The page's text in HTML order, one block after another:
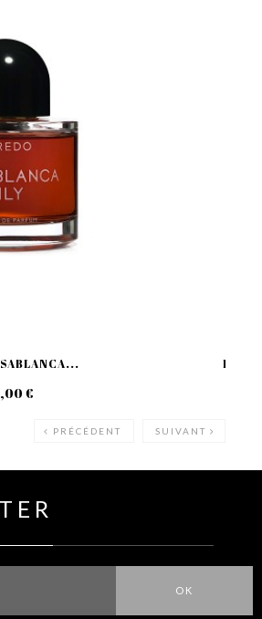
€
PRÉCÉDENT SUIVANT
OK